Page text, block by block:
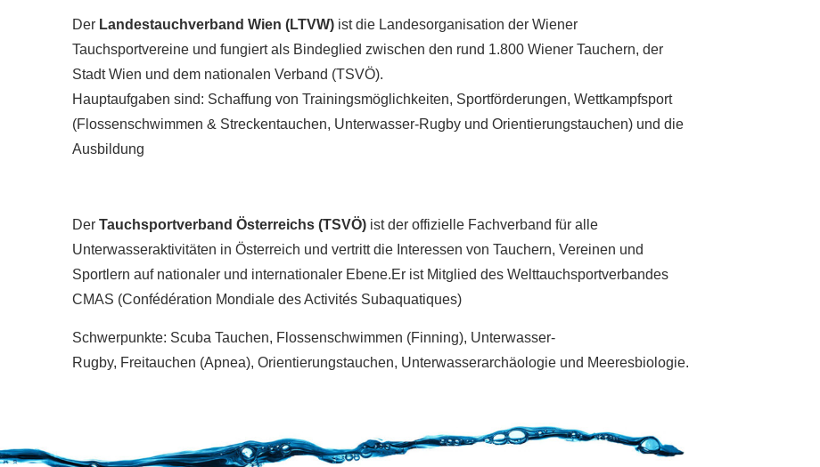
Der Landestauchverband Wien (LTVW)ist die Landesorganisation der Wiener
Tauchsportvereine und fungiert als Bindeglied zwischen den rund 1.800 Wiener Tauchern, der
Stadt Wien und dem nationalen Verband (TSVÖ).
Hauptaufgaben sind: Schaffung von Trainingsmöglichkeiten, Sportförderungen, Wettkampfsport
(Flossenschwimmen & Streckentauchen, Unterwasser-Rugby und Orientierungstauchen) und die
Ausbildung
Der Tauchsportverband Österreichs (TSVÖ)ist der offizielle Fachverband für alle
Unterwasseraktivitäten in Österreich und vertritt die Interessen von Tauchern, Vereinen und
Sportlern auf nationaler und internationaler Ebene.Er ist Mitglied des Welttauchsportverbandes
CMAS (Confédération Mondiale des Activités Subaquatiques)
Schwerpunkte: Scuba Tauchen, Flossenschwimmen (Finning), Unterwasser-
Rugby, Freitauchen (Apnea), Orientierungstauchen, Unterwasserarchäologie und Meeresbiologie.